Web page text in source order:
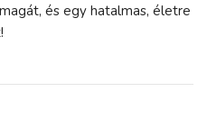
és egy hatalmas, életre